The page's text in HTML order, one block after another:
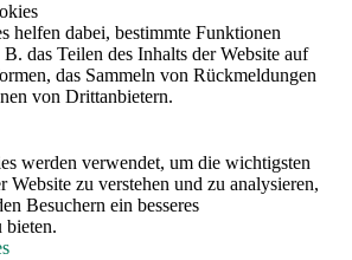
helfen dabei, bestimmte Funktionen
das Teilen des Inhalts der Website auf
das Sammeln von Rückmeldungen
von Drittanbietern.
werden verwendet, um die wichtigsten
Website zu verstehen und zu analysieren,
Besuchern ein besseres
bieten.